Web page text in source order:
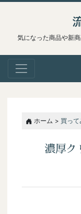
気になった商品や新
ホーム > 買って
濃厚ク